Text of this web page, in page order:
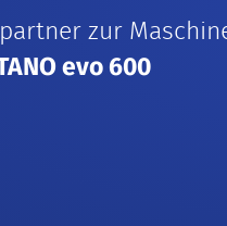
zur
evo 600